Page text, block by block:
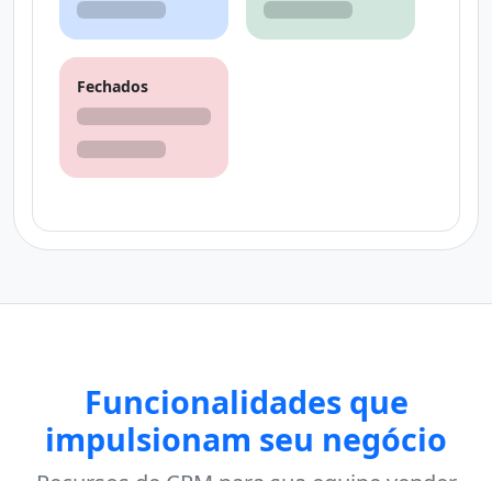
Fechados
Funcionalidades que
impulsionam seu negócio